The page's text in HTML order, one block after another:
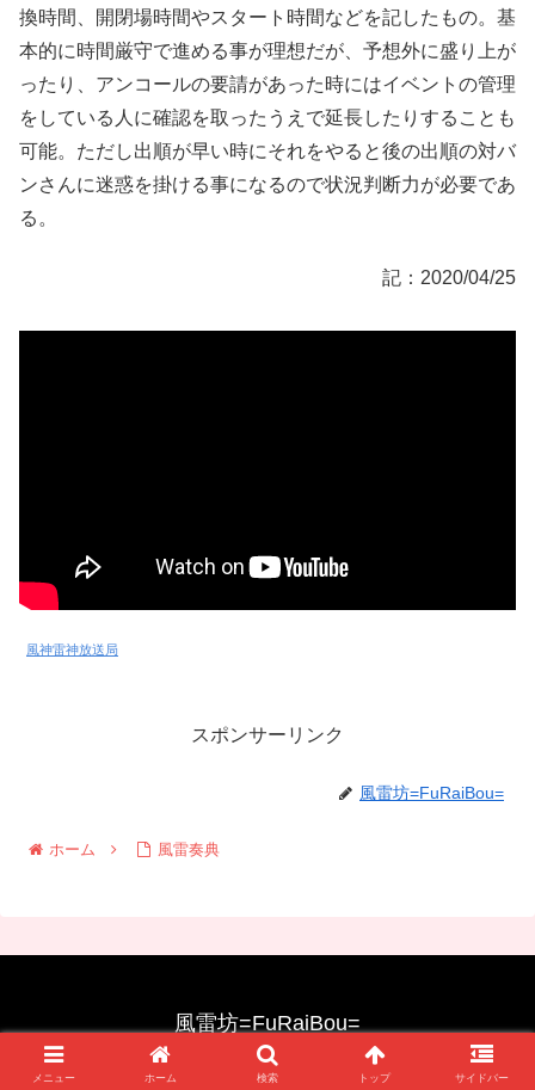
換時間、開閉場時間やスタート時間などを記したもの。基
本的に時間厳守で進める事が理想だが、予想外に盛り上が
ったり、アンコールの要請があった時にはイベントの管理
をしている人に確認を取ったうえで延長したりすることも
可能。ただし出順が早い時にそれをやると後の出順の対バ
ンさんに迷惑を掛ける事になるので状況判断力が必要であ
る。
記：2020/04/25
風神雷神放送局
スポンサーリンク
風雷坊=FuRaiBou=
ホーム 風雷奏典
風雷坊=FuRaiBou=
© 2016 風雷坊=FuRaiBou=.
メニュー ホーム 検索 トップ サイドバー